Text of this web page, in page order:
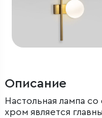
Описание
Настольная лампа
хром является